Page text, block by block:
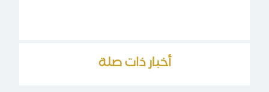
أخبار ذات صلة